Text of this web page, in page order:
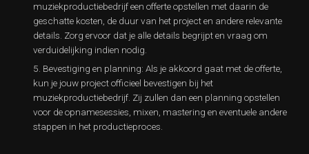
muziekproductiebedrijf een offerte opstellen met daarin de
geschatte kosten, de duur van het project en andere relevante
details. Zorg ervoor dat je alle details begrijpt en vraag om
verduidelijking indien nodig.
Bevestiging en planning: Als je akkoord gaat met de offerte,
kun je jouw project officieel bevestigen bij het
muziekproductiebedrijf. Zij zullen dan een planning opstellen
voor de opnamesessies, mixen, mastering en eventuele andere
stappen in het productieproces.